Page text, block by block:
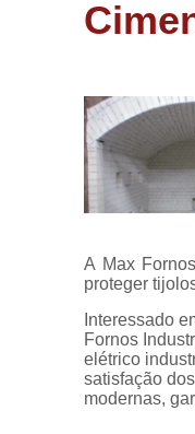
A Max
proteger
Interessado
Fornos
elétrico
satisfação
modernas,